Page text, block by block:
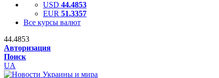
USD 44.4853
EUR 51.3357
Все курсы валют
44.4853
Авторизация
Поиск
UA